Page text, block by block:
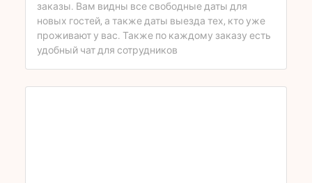
заказы. Вам видны все свободные даты для
новых гостей, а также даты выезда тех, кто уже
проживают у вас. Также по каждому заказу есть
удобный чат для сотрудников